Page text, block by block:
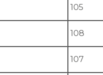
105
108
107